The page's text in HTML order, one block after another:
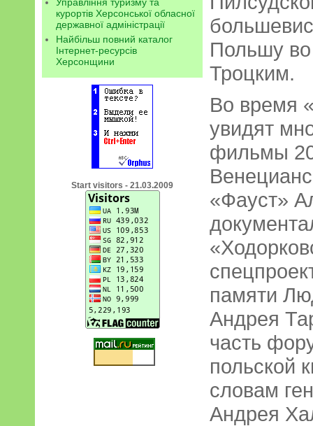
курортів Херсонської обласної
державної адміністрації
Найбільш повний каталог
Інтернет-ресурсів
Херсонщини
Start visitors - 21.03.2009
Польшу
Троцким.
Во время
увидят
фильмы
«Фауст»
памяти
Андрея
часть
польской
словам
Андрея